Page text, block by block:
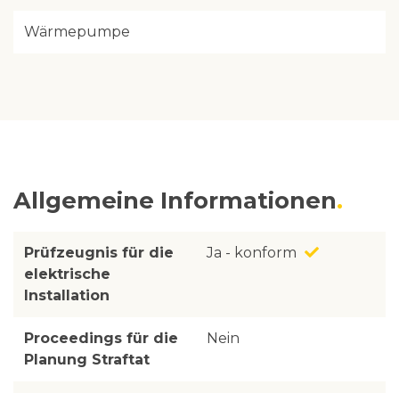
Wärmepumpe
Allgemeine Informationen
Prüfzeugnis für die
elektrische
Installation
Ja - konform
Proceedings für die
Planung Straftat
Nein